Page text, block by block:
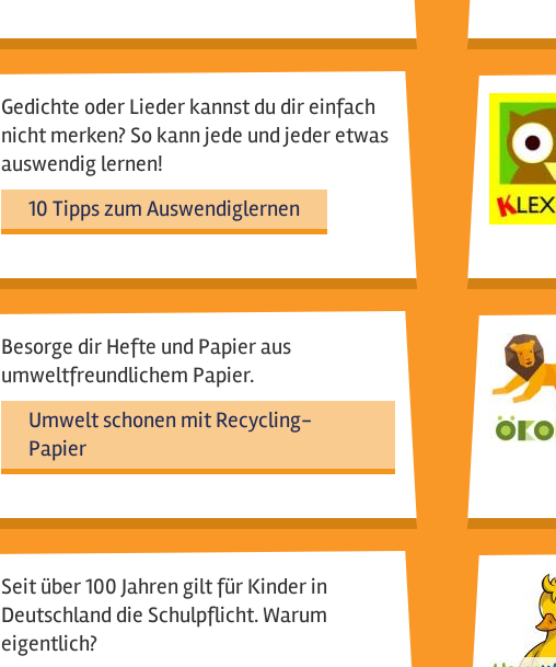
Gedichte oder Lieder kannst du dir einfach
nicht merken? So kann jede und jeder etwas
auswendig lernen!
10 Tipps zum Auswendiglernen
Besorge dir Hefte und Papier aus
umweltfreundlichem Papier.
Umwelt schonen mit Recycling-
Papier
Seit über 100 Jahren gilt für Kinder in
Deutschland die Schulpflicht. Warum
eigentlich?